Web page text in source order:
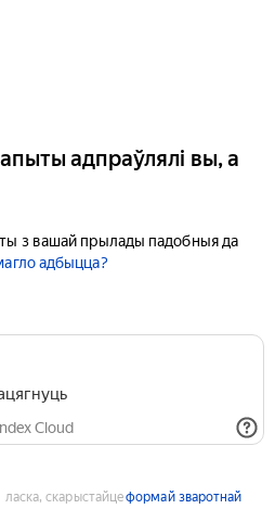
адпраўлялі вы, а
з вашай прылады падобныя да
адбыцца?
Cloud
ласка, скарыстайцеформай зваротнай